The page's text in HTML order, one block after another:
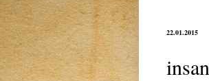
22.01.2015
insan